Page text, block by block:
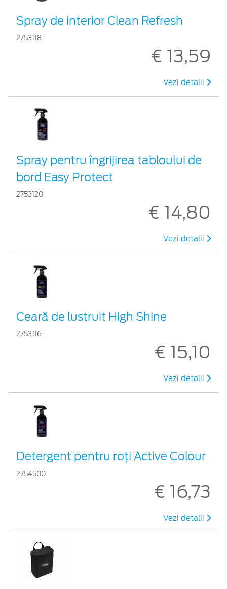
Spray de interior Clean Refresh
2753118
€ 13,59
Vezi detalii
Spray pentru îngrijirea tabloului de
bord Easy Protect
2753120
€ 14,80
Vezi detalii
Ceară de lustruit High Shine
2753116
€ 15,10
Vezi detalii
Detergent pentru roți Active Colour
2754500
€ 16,73
Vezi detalii